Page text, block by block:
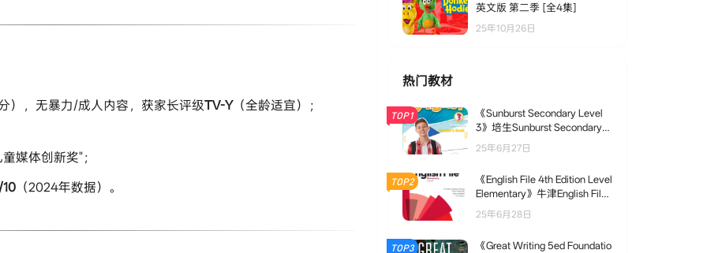
），无暴力/成人内容，获家长评级​​TV-Y​​（全龄适宜）；
媒体创新奖"；
10​ ​（2024年数据）。
英文版 第二季 [全4集]
25年10月26日
热门教材
TOP1
《Sunburst Secondary Level
3》培生Sunburst Secondary
第3级别
25年6月27日
TOP2
《English File 4th Edition Level
Elementary》牛津English File
第四版 A1/A2级别
25年6月28日
TOP3
《Great Writing 5ed Foundatio